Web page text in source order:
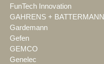
FunTech Innovation
GAHRENS + BATTERMANN
Gardemann
Gefen
GEMCO
Genelec